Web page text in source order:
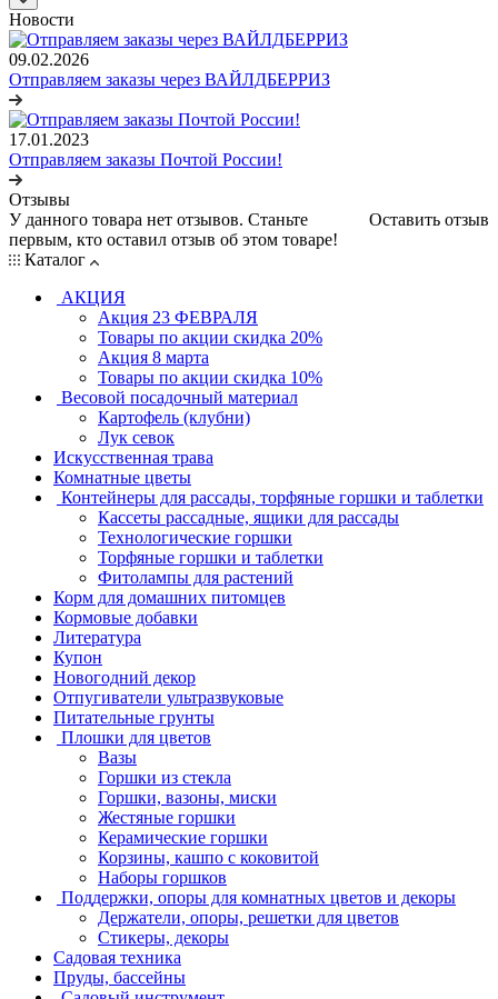
Новости
09.02.2026
Отправляем заказы через ВАЙЛДБЕРРИЗ
17.01.2023
Отправляем заказы Почтой России!
Отзывы
Оставить отзыв
У данного товара нет отзывов. Станьте
первым, кто оставил отзыв об этом товаре!
Каталог
АКЦИЯ
Акция 23 ФЕВРАЛЯ
Товары по акции скидка 20%
Акция 8 марта
Товары по акции скидка 10%
Весовой посадочный материал
Картофель (клубни)
Лук севок
Искусственная трава
Комнатные цветы
Контейнеры для рассады, торфяные горшки и таблетки
Кассеты рассадные, ящики для рассады
Технологические горшки
Торфяные горшки и таблетки
Фитолампы для растений
Корм для домашних питомцев
Кормовые добавки
Литература
Купон
Новогодний декор
Отпугиватели ультразвуковые
Питательные грунты
Плошки для цветов
Вазы
Горшки из стекла
Горшки, вазоны, миски
Жестяные горшки
Керамические горшки
Корзины, кашпо с коковитой
Наборы горшков
Поддержки, опоры для комнатных цветов и декоры
Держатели, опоры, решетки для цветов
Стикеры, декоры
Садовая техника
Пруды, бассейны